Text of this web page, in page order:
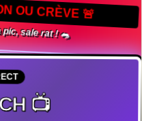
OU CRÈVE 🚨
sale rat ! 🐀
📺